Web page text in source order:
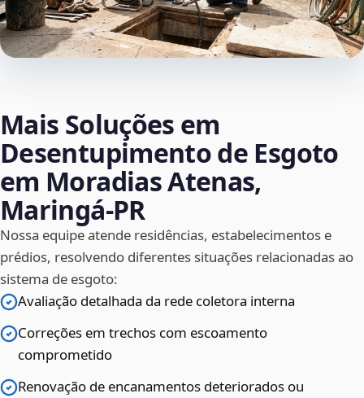
Mais Soluções em
Desentupimento de Esgoto
em Moradias Atenas,
Maringá‑PR
Nossa equipe atende residências, estabelecimentos e
prédios, resolvendo diferentes situações relacionadas ao
sistema de esgoto:
Avaliação detalhada da rede coletora interna
Correções em trechos com escoamento
comprometido
Renovação de encanamentos deteriorados ou